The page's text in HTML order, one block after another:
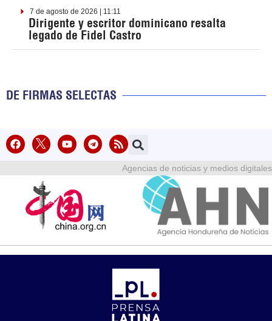
7 de agosto de 2026 | 11:11
Dirigente y escritor dominicano resalta
legado de Fidel Castro
DE FIRMAS SELECTAS
Agencias de noticias y medios digitales